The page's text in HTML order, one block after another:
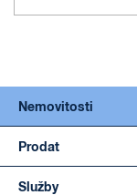
Nemovitosti
Prodat
Služby